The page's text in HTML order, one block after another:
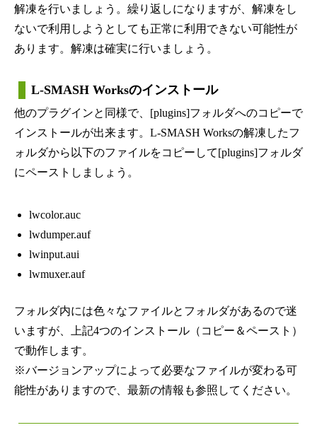
解凍を行いましょう。繰り返しになりますが、解凍をし
ないで利用しようとしても正常に利用できない可能性が
あります。解凍は確実に行いましょう。
L-SMASH Worksのインストール
他のプラグインと同様で、[plugins]フォルダへのコピーで
インストールが出来ます。L-SMASH Worksの解凍したフ
ォルダから以下のファイルをコピーして[plugins]フォルダ
にペーストしましょう。
lwcolor.auc
lwdumper.auf
lwinput.aui
lwmuxer.auf
フォルダ内には色々なファイルとフォルダがあるので迷
いますが、上記4つのインストール（コピー＆ペースト）
で動作します。
※バージョンアップによって必要なファイルが変わる可
能性がありますので、最新の情報も参照してください。